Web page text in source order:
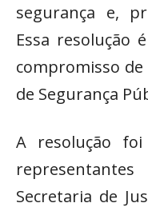
segurança e,
Essa resolução
compromisso
de Segurança
A resolução
Secretaria de